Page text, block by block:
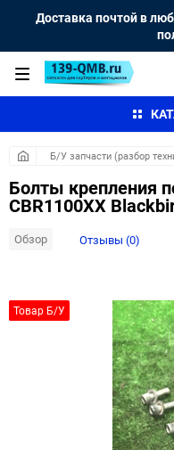
Доставка почтой в
Б/У запчасти (разбор
Болты крепления
CBR1100XX
Обзор Отзывы (0)
Товар Б/У